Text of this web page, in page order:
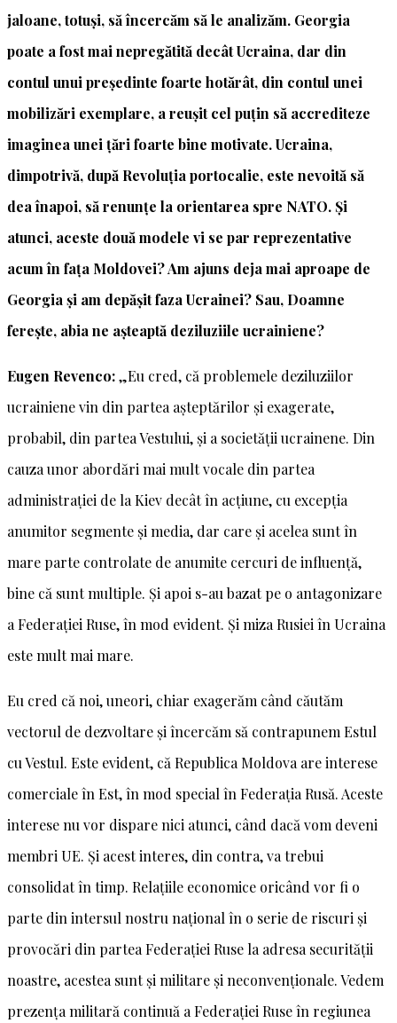
jaloane, totuși, să încercăm să le analizăm. Georgia
poate a fost mai nepregătită decât Ucraina, dar din
contul unui președinte foarte hotărât, din contul unei
mobilizări exemplare, a reușit cel puțin să accrediteze
imaginea unei țări foarte bine motivate. Ucraina,
dimpotrivă, după Revoluția portocalie, este nevoită să
dea înapoi, să renunțe la orientarea spre NATO. Și
atunci, aceste două modele vi se par reprezentative
acum în fața Moldovei? Am ajuns deja mai aproape de
Georgia și am depășit faza Ucrainei? Sau, Doamne
ferește, abia ne așteaptă deziluziile ucrainiene?
Eugen Revenco:„Eu cred, că problemele deziluziilor
ucrainiene vin din partea așteptărilor și exagerate,
probabil, din partea Vestului, și a societății ucrainene. Din
cauza unor abordări mai mult vocale din partea
administrației de la Kiev decât în acțiune, cu excepția
anumitor segmente și media, dar care și acelea sunt în
mare parte controlate de anumite cercuri de influență,
bine că sunt multiple. Și apoi s-au bazat pe o antagonizare
a Federației Ruse, în mod evident. Și miza Rusiei în Ucraina
este mult mai mare.
Eu cred că noi, uneori, chiar exagerăm când căutăm
vectorul de dezvoltare și încercăm să contrapunem Estul
cu Vestul. Este evident, că Republica Moldova are interese
comerciale în Est, în mod special în Federația Rusă. Aceste
interese nu vor dispare nici atunci, când dacă vom deveni
membri UE. Și acest interes, din contra, va trebui
consolidat în timp. Relațiile economice oricând vor fi o
parte din intersul nostru național în o serie de riscuri și
provocări din partea Federației Ruse la adresa securității
noastre, acestea sunt și militare și neconvenționale. Vedem
prezența militară continuă a Federației Ruse în regiunea